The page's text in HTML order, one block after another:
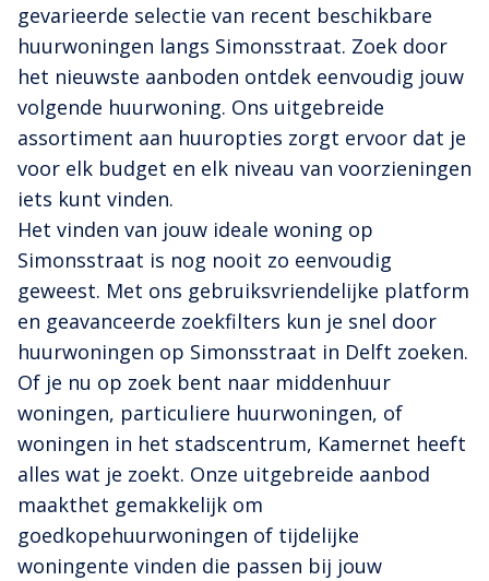
gevarieerde selectie van recent beschikbare
huurwoningen langs Simonsstraat. Zoek door
het nieuwste aanboden ontdek eenvoudig jouw
volgende huurwoning. Ons uitgebreide
assortiment aan huuropties zorgt ervoor dat je
voor elk budget en elk niveau van voorzieningen
iets kunt vinden.
Het vinden van jouw ideale woning op
Simonsstraat is nog nooit zo eenvoudig
geweest. Met ons gebruiksvriendelijke platform
en geavanceerde zoekfilters kun je snel door
huurwoningen op Simonsstraat in Delft zoeken.
Of je nu op zoek bent naar middenhuur
woningen, particuliere huurwoningen, of
woningen in het stadscentrum, Kamernet heeft
alles wat je zoekt. Onze uitgebreide aanbod
maakthet gemakkelijk om
goedkopehuurwoningen of tijdelijke
woningente vinden die passen bij jouw